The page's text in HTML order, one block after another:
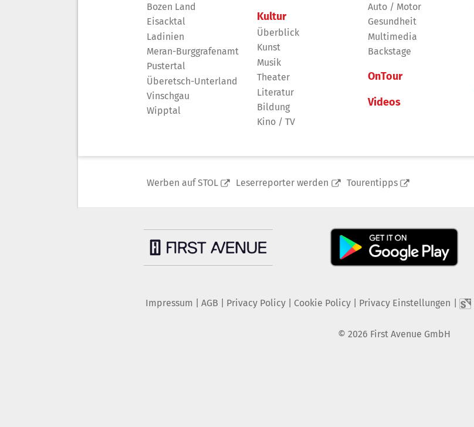
Bozen Land
Eisacktal
Ladinien
Meran-Burggrafenamt
Pustertal
Überetsch-Unterland
Vinschgau
Wipptal
Kultur
Überblick
Kunst
Musik
Theater
Literatur
Bildung
Kino / TV
Auto / Motor
Gesundheit
Multimedia
Backstage
OnTour
Videos
Werben auf STOL Leserreporter werden Tourentipps
Impressum AGB Privacy Policy| Cookie Policy| Privacy Einstellungen
© 2026 First Avenue GmbH